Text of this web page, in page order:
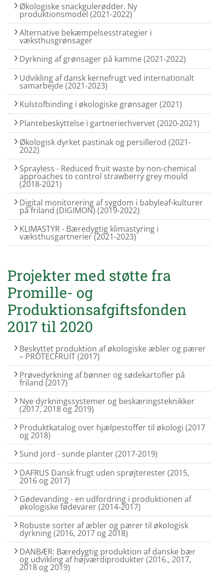
Økologiske snackgulerødder. Ny
produktionsmodel (2021-2022)
Alternative bekæmpelsesstrategier i
væksthusgrønsager
Dyrkning af grønsager på kamme (2021-2022)
Udvikling af dansk kernefrugt ved internationalt
samarbejde (2021-2023)
Kulstofbinding i økologiske grønsager (2021)
Plantebeskyttelse i gartnerierhvervet (2020-2021)
Økologisk dyrket pastinak og persillerod (2021-
2022)
Sprayless - Reduced fruit waste by non-chemical
approaches to control strawberry grey mould
(2018-2021)
Digital monitorering af sygdom i babyleaf-kulturer
på friland (DIGIMON) (2019-2022)
KLIMASTYR - Bæredygtig klimastyring i
væksthusgartnerier (2021-2023)
Projekter med støtte fra
Promille- og
Produktionsafgiftsfonden
2017 til 2020
Beskyttet produktion af økologiske æbler og pærer
– PROTECFRUIT (2017)
Prøvedyrkning af bønner og sødekartofler på
friland (2017)
Nye dyrkningssystemer og beskæringsteknikker
(2017, 2018 og 2019)
Produktkatalog over hjælpestoffer til økologi (2017
og 2018)
Sund jord - sunde planter (2017-2019)
DAFRUS Dansk frugt uden sprøjterester (2015,
2016 og 2017)
Gødevanding - en udfordring i produktionen af
økologiske fødevarer (2014-2017)
Robuste sorter af æbler og pærer til økologisk
dyrkning (2016, 2017 og 2018)
DANBÆR: Bæredygtig produktion af danske bær
og udvikling af højværdiprodukter (2016., 2017,
2018 og 2019)